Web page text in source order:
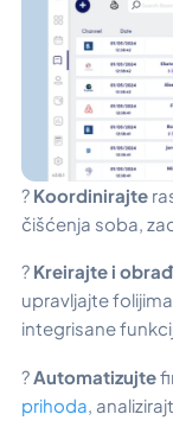
? Koordinirajte
čišćenja soba,
? Kreirajte i
upravljajte
integrisane
? Automatizujte
prihoda ,